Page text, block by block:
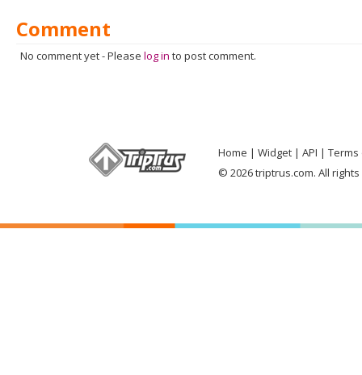
Comment
No comment yet-Please log in to post comment.
Home Widget API
Terms
© 2026 triptrus.com. All